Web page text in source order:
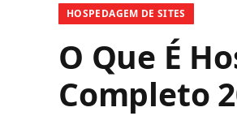
HOSPEDAGEM DE SITES
O Que É
Completo